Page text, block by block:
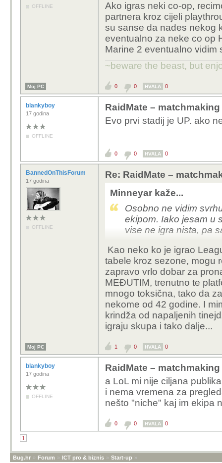
OFFLINE
Ako igras neki co-op,
partnera kroz cijeli
su sanse da nades nekog
eventualno za neke co op
Marine 2 eventualno vidim
~beware the beast, but
Moj PC 0 0 HVALA 0
blankyboy
17 godina
OFFLINE
RaidMate –
Evo prvi stadij je UP. ako
0 0 HVALA 0
BannedOnThisForum
17 godina
OFFLINE
Re: RaidMate –
Minneyar kaže...
Osobno ne vidim
ekipom. Iako jesam u
vise ne igra nista, pa
Ako igras neki co-op,
istog partnera kroz
Rivals, koje su sanse
levela. Jedino
Tide ili Space Marine
Kao neko ko je igrao
tabele kroz sezone, mogu
zapravo vrlo dobar za
MEĐUTIM, trenutno te
mnogo toksična, tako da
nekome od 42 godine. I
krindža od napaljenih
igraju skupa i tako dalje...
Moj PC 1 0 HVALA 0
blankyboy
17 godina
OFFLINE
RaidMate –
a LoL mi nije ciljana
i nema vremena za
nešto "niche" kaj im ekipa
0 0 HVALA 0
1
Bug.hr » Forum » ICT pro & biznis » Start-up »